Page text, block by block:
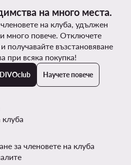
на много места.
на клуба, удължен
много повече. Отключете
получавайте възстановяване
при всяка покупка!
Научете повече
клуба
за членовете на клуба